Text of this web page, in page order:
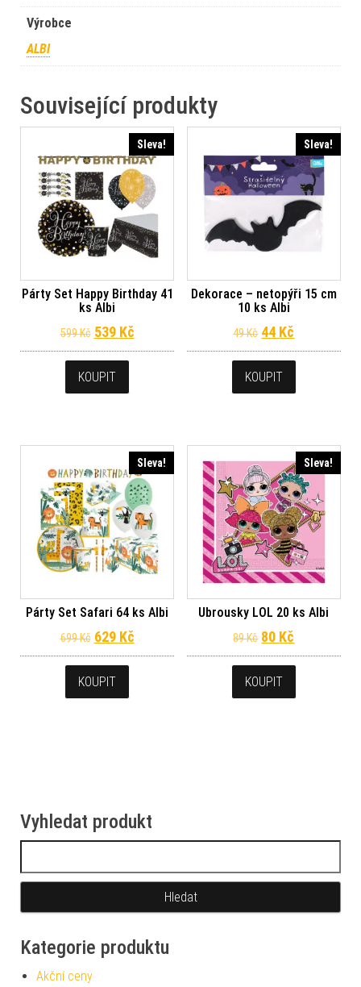
Výrobce
ALBI
Související produkty
Sleva!
Párty Set Happy Birthday 41
ks Albi
599Kč Původní cena byla: 599 Kč.
539 KčAktuální cena je: 539 Kč.
KOUPIT
Sleva!
Dekorace – netopýři 15 cm
10 ks Albi
49Kč Původní cena
44 Kč
KOUPIT
Sleva!
Párty Set Safari 64 ks Albi
699Kč Původní cena byla: 699 Kč.
629 KčAktuální cena je: 629 Kč.
KOUPIT
Sleva!
Ubrousky LOL 20 ks Albi
89Kč Původní cena
80 Kč
KOUPIT
Vyhledat produkt
Kategorie produktu
Akční ceny